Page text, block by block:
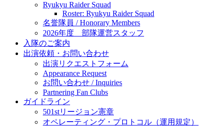
Ryukyu Raider Squad
Roster: Ryukyu Raider Squad
名誉隊員 / Honorary Members
2026年度 部隊運営スタッフ
入隊のご案内
出演依頼・お問い合わせ
出演リクエストフォーム
Appearance Request
お問い合わせ / Inquiries
Partnering Fan Clubs
ガイドライン
501stリージョン憲章
オペレーティング・プロトコル（運用規定）